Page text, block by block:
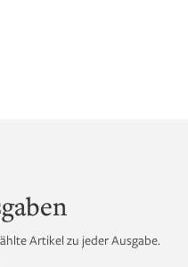
Artikel zu jeder Ausgabe.